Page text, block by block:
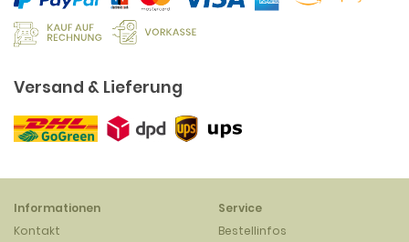
Versand & Lieferung
Informationen
Kontakt
Service
Bestellinfos